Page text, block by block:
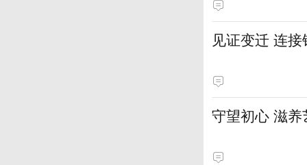
见证变迁 连
守望初心 滋